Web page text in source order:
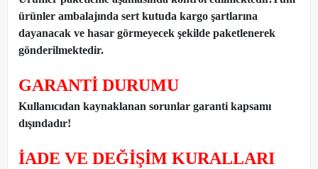
ürünler ambalajında sert kutuda kargo şartlarına
dayanacak ve hasar görmeyecek şekilde paketlenerek
gönderilmektedir.
GARANTİ DURUMU
Kullanıcıdan kaynaklanan sorunlar garanti kapsamı
dışındadır!
İADE VE DEĞİŞİM KURALLARI